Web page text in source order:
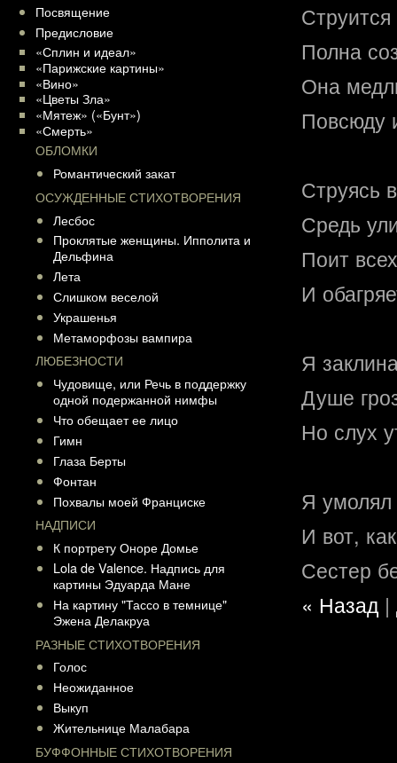
Полна
Она
Повсюду
Струясь
Средь
Поит
И
Я
Душе
Но слух
Я умолял
И вот,
Сестер
« Назад |
Посвящение
Предисловие
«Сплин и идеал»
«Парижские картины»
«Вино»
«Цветы Зла»
«Мятеж» («Бунт»)
«Смерть»
ОБЛОМКИ
Романтический закат
ОСУЖДЕННЫЕ СТИХОТВОРЕНИЯ
Лесбос
Проклятые женщины. Ипполита и
Дельфина
Лета
Слишком веселой
Украшенья
Метаморфозы вампира
ЛЮБЕЗНОСТИ
Чудовище, или Речь в поддержку
одной подержанной нимфы
Что обещает ее лицо
Гимн
Глаза Берты
Фонтан
Похвалы моей Франциске
НАДПИСИ
К портрету Оноре Домье
Lola de Valence. Надпись для
картины Эдуарда Мане
На картину "Тассо в темнице"
Эжена Делакруа
РАЗНЫЕ СТИХОТВОРЕНИЯ
Голос
Неожиданное
Выкуп
Жительнице Малабара
БУФФОННЫЕ СТИХОТВОРЕНИЯ